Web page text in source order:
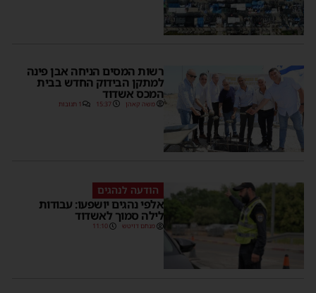
רשות המסים הניחה אבן פינה
למתקן הבידוק החדש בבית
המכס אשדוד
משה קאהן 15:37 1 תגובות
הודעה לנהגים
אלפי נהגים יושפעו: עבודות
לילה סמוך לאשדוד
מנחם דויטש 11:10